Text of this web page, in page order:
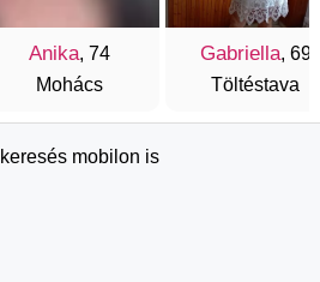
Anika, 74
Mohács
Gabriella, 69
Töltéstava
mobilon is